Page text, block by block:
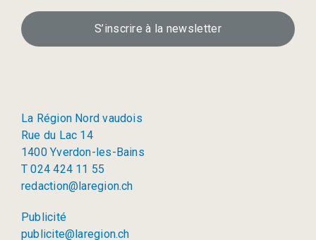
S’inscrire à la newsletter
La Région Nord vaudois
Rue du Lac 14
1400 Yverdon-les-Bains
T 024 424 11 55
redaction@laregion.ch
Publicité
publicite@laregion.ch